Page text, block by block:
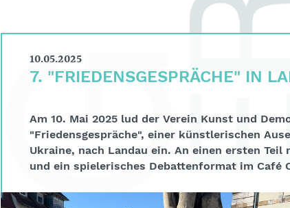
10.05.2025
7. "FRIEDENSGESPRÄCHE" IN
Am 10. Mai 2025 lud der Verein Kunst und
"Friedensgespräche", einer künstlerischen
Ukraine, nach Landau ein. An einen ersten
und ein spielerisches Debattenformat im Café